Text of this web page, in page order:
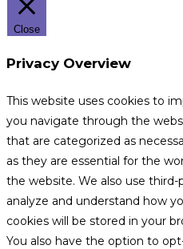
Close
Privacy Overview
This website uses cookies to
you navigate through the
that are categorized as
as they are essential for the
the website. We also use
analyze and understand how
cookies will be stored in your
You also have the option to